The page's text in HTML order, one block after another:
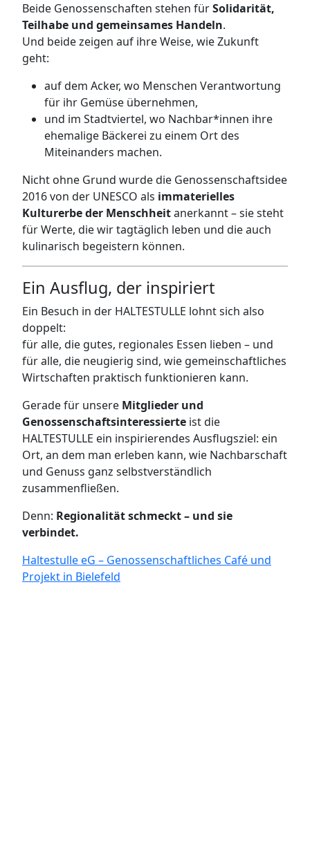
Beide Genossenschaften stehen fürSolidarität,
Teilhabe und gemeinsames Handeln.
Und beide zeigen auf ihre Weise, wie Zukunft
geht:
auf dem Acker, wo Menschen Verantwortung
für ihr Gemüse übernehmen,
und im Stadtviertel, wo Nachbar*innen ihre
ehemalige Bäckerei zu einem Ort des
Miteinanders machen.
Nicht ohne Grund wurde die Genossenschaftsidee
2016 von der UNESCO als immaterielles
Kulturerbe der Menschheitanerkannt – sie steht
für Werte, die wir tagtäglich leben und die auch
kulinarisch begeistern können.
Ein Ausflug, der inspiriert
Ein Besuch in der HALTESTULLE lohnt sich also
doppelt:
für alle, die gutes, regionales Essen lieben – und
für alle, die neugierig sind, wie gemeinschaftliches
Wirtschaften praktisch funktionieren kann.
Gerade für unsere Mitglieder und
Genossenschaftsinteressierte ist die
HALTESTULLE ein inspirierendes Ausflugsziel: ein
Ort, an dem man erleben kann, wie Nachbarschaft
und Genuss ganz selbstverständlich
zusammenfließen.
Denn: Regionalität schmeckt – und sie
verbindet.
Haltestulle eG – Genossenschaftliches Café und
Projekt in Bielefeld